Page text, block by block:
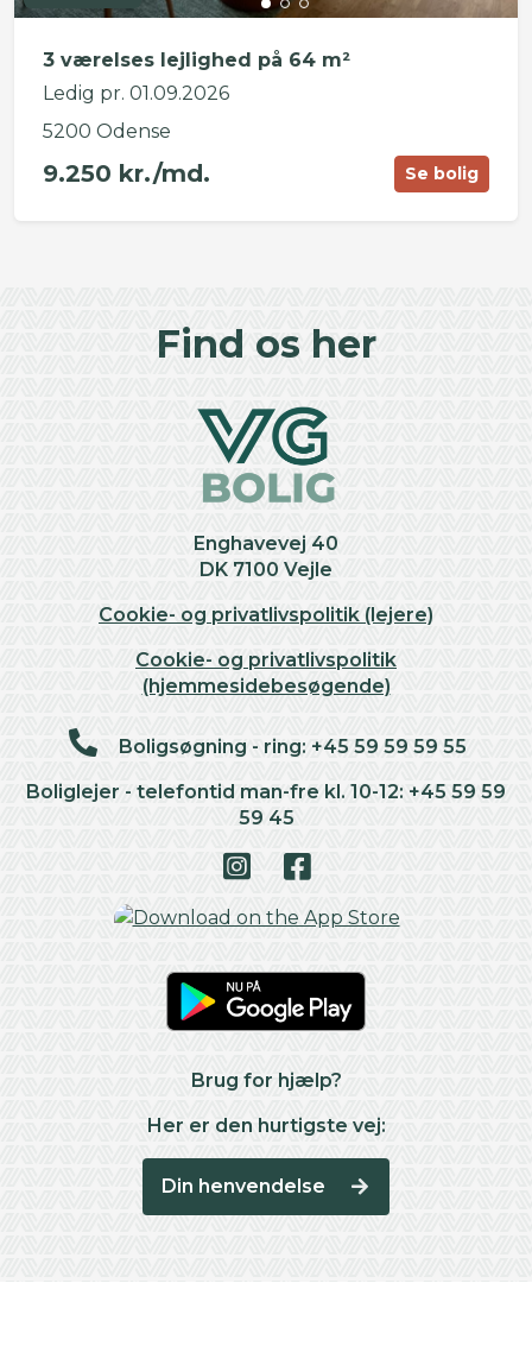
3 værelses lejlighed på 64 m²
Ledig pr. 01.09.2026
5200 Odense
9.250 kr./md. Se bolig
Find os her
Enghavevej 40
DK 7100 Vejle
Cookie- og privatlivspolitik (lejere)
Cookie- og privatlivspolitik
(hjemmesidebesøgende)
Boligsøgning - ring: +45 59 59 59 55
Boliglejer - telefontid man-fre kl. 10-12: +45 59 59
59 45
Brug for hjælp?
Her er den hurtigste vej:
Din henvendelse